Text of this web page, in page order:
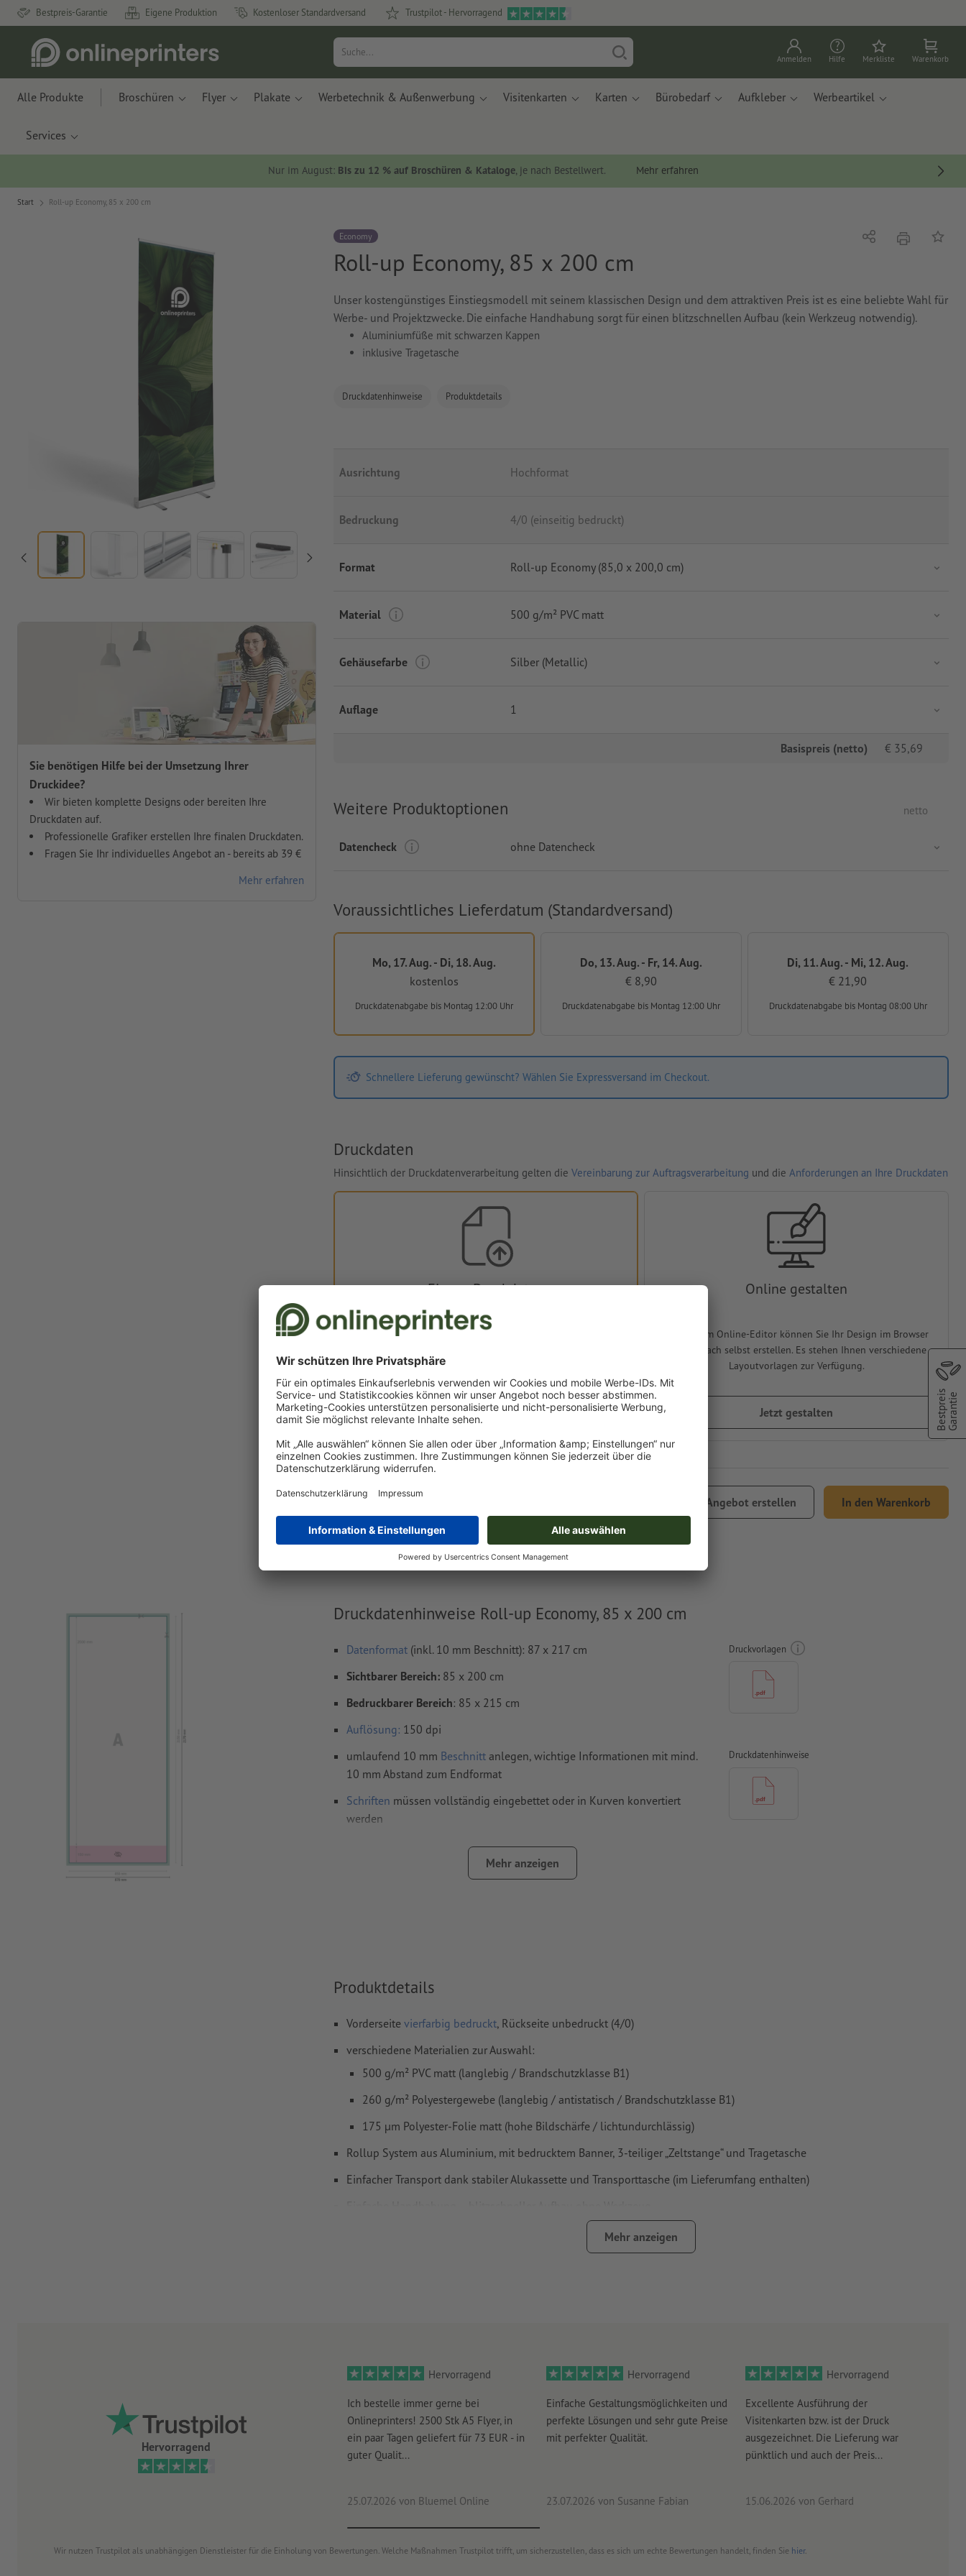
Bestpreis-Garantie Eigene Produktion Kostenloser Standardversand Trustpilot - Hervorragend
Anmelden Hilfe Merkliste Warenkorb
Alle Produkte Broschüren Flyer Plakate Werbetechnik & Außenwerbung Visitenkarten Karten Bürobedarf Aufkleber Werbeartikel
Services
Nur im August: Bis zu 12 % auf Broschüren & Kataloge, je nach Bestellwert. Mehr erfahren
Start Roll-up Economy, 85 x 200 cm
Economy
Roll-up Economy, 85 x 200 cm
Sie benötigen Hilfe bei der Umsetzung Ihrer
Druckidee?
Wir bieten komplette Designs oder bereiten Ihre
Druckdaten auf.
Professionelle Grafiker erstellen Ihre finalen Druckdaten.
Fragen Sie Ihr individuelles Angebot an - bereits ab 39 €
Mehr erfahren
Unser kostengünstiges Einstiegsmodell mit seinem klassischen Design und dem attraktiven Preis ist es eine beliebte Wahl für
Werbe- und Projektzwecke. Die einfache Handhabung sorgt für einen blitzschnellen Aufbau (kein Werkzeug notwendig).
Aluminiumfüße mit schwarzen Kappen
inklusive Tragetasche
Druckdatenhinweise Produktdetails
Teilen DruckenAuf
Ausrichtung Hochformat
Bedruckung 4/0 (einseitig bedruckt)
Format Roll-up Economy (85,0 x 200,0 cm)
Material 500 g/m² PVC matt
Gehäusefarbe Silber (Metallic)
Auflage 1
Basispreis (netto) € 35,69
Weitere Produktoptionen netto
Datencheck ohne Datencheck
Voraussichtliches Lieferdatum (Standardversand)
Mo, 17. Aug. - Di, 18. Aug.
kostenlos
Druckdatenabgabe bis Montag 12:00 Uhr
Do, 13. Aug. - Fr, 14. Aug.
€ 8,90
Druckdatenabgabe bis Montag 12:00 Uhr
Di, 11. Aug. - Mi, 12. Aug.
€ 21,90
Druckdatenabgabe bis Montag 08:00 Uhr
Schnellere Lieferung gewünscht? Wählen Sie Expressversand im Checkout.
Druckdaten
Hinsichtlich der Druckdatenverarbeitung gelten die Vereinbarung zur Auftragsverarbeitung und die Anforderungen an Ihre Druckdaten
Eigene Druckdaten
Sie können Ihre Druckdaten vor oder nach dem Kauf
Jetzt hochladen
Online gestalten
In unserem Online-Editor können Sie Ihr Design im Browser
ganz einfach selbst erstellen. Es stehen Ihnen verschiedene
Layoutvorlagen zur Verfügung.
Jetzt gestalten
netto inkl. 20% MwSt.
Angebot erstellen In den Warenkorb
Lieferung ca.:
Gewicht: ca.5 kg
Druckdatenhinweise Roll-up Economy, 85 x 200 cm
Datenformat (inkl. 10 mm Beschnitt): 87 x 217 cm
Sichtbarer Bereich: 85 x 200 cm
Bedruckbarer Bereich: 85 x 215 cm
Auflösung: 150 dpi
umlaufend 10 mm Beschnitt anlegen, wichtige Informationen mit mind.
10 mm Abstand zum Endformat
Schriften müssen vollständig eingebettet oder in Kurven konvertiert
werden
CMYK, FOGRA51 (PSO Coated v3)
Rechtschreib- und Satzfehlerwerden von uns nicht geprüft
Wie lege ich Druckdaten richtig an?
Mehr anzeigen
Druckvorlagen
Druckdatenhinweise
Produktdetails
Vorderseite vierfarbig bedruckt, Rückseite unbedruckt (4/0)
verschiedene Materialien zur Auswahl:
500 g/m² PVC matt (langlebig / Brandschutzklasse B1)
260 g/m² Polyestergewebe (langlebig / antistatisch / Brandschutzklasse B1)
175 µm Polyester-Folie matt (hohe Bildschärfe / lichtundurchlässig)
Rollup System aus Aluminium, mit bedrucktem Banner, 3-teiliger „Zeltstange“ und Tragetasche
Einfacher Transport dank stabiler Alukassette und Transporttasche (im Lieferumfang enthalten)
Wir bieten Ihnen dieses Roll-up-System in Schwarz oder Silber an.
Mehr anzeigen
Hervorragend
Hervorragend
Ich bestelle immer gerne bei
Onlineprinters! 2500 Stk A5 Flyer, in
ein paar Tagen geliefert für 73 EUR - in
guter Qualit...
25.07.2026 von Bluemel Online
Hervorragend
Einfache Gestaltungsmöglichkeiten und
perfekte Lösungen und sehr gute Preise
mit perfekter Qualität.
23.07.2026 von Susanne Fabian
Hervorragend
Excellente Ausführung der
Visitenkarten bzw. ist der Druck
ausgezeichnet. Die Lieferung war
pünktlich und auch der Preis...
15.06.2026 von Gerhard
Wir nutzen Trustpilot als unabhängigen Dienstleister für die Einholung von Bewertungen. Welche Maßnahmen Trustpilot trifft, um sicherzustellen, dass es sich um echte Bewertungen handelt, finden Sie hier.
BestpreisGarantie